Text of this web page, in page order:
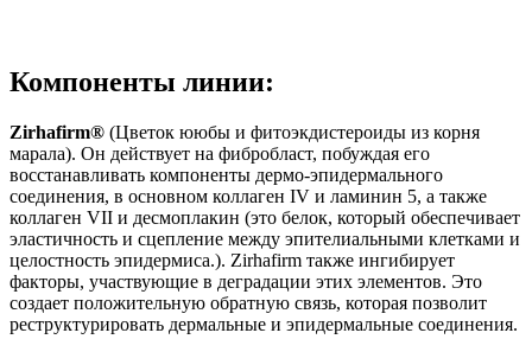
Компоненты линии:
Zirhafirm® (Цветок ююбы и фитоэкдистероиды из корня
марала). Он действует на фибробласт, побуждая его
восстанавливать компоненты дермо-эпидермального
соединения, в основном коллаген IV и ламинин 5, а также
коллаген VII и десмоплакин (это белок, который обеспечивает
эластичность и сцепление между эпителиальными клетками и
целостность эпидермиса.). Zirhafirm также ингибирует
факторы, участвующие в деградации этих элементов. Это
создает положительную обратную связь, которая позволит
реструктурировать дермальные и эпидермальные соединения.